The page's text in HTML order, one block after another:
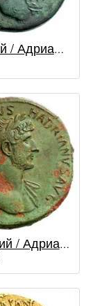
Дупондий / Адриан (117 - 138 гг.)
Сестерций / Адриан (117 - 138 гг.)